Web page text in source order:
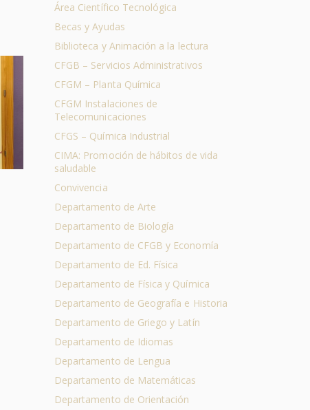
Área Científico Tecnológica
Becas y Ayudas
Biblioteca y Animación a la lectura
CFGB – Servicios Administrativos
CFGM – Planta Química
CFGM Instalaciones de
Telecomunicaciones
CFGS – Química Industrial
CIMA: Promoción de hábitos de vida
saludable
Convivencia
Departamento de Arte
Departamento de Biología
Departamento de CFGB y Economía
Departamento de Ed. Física
Departamento de Física y Química
Departamento de Geografía e Historia
Departamento de Griego y Latín
Departamento de Idiomas
Departamento de Lengua
Departamento de Matemáticas
Departamento de Orientación